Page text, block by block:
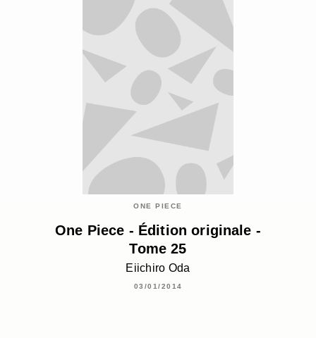
ONE PIECE
One Piece - Édition originale -
Tome 25
Eiichiro Oda
03/01/2014